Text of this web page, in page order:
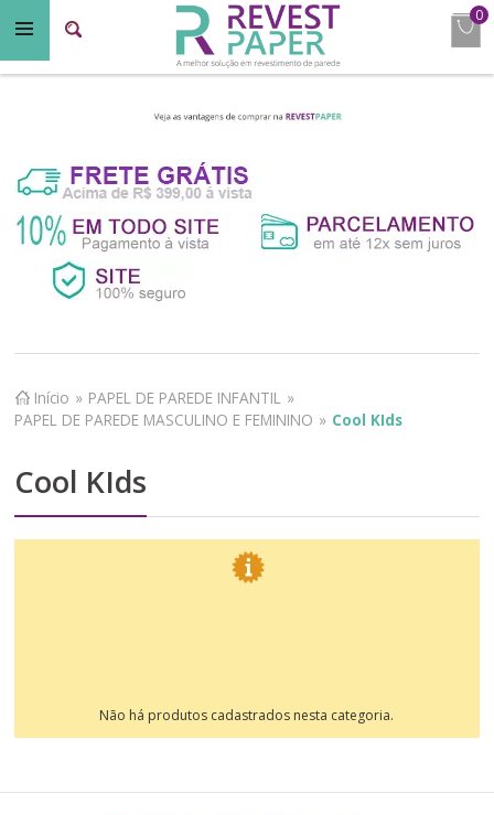
0
Início » PAPEL DE PAREDE INFANTIL »
PAPEL DE PAREDE MASCULINO E FEMININO » Cool KIds
Cool KIds
Não há produtos cadastrados nesta categoria.